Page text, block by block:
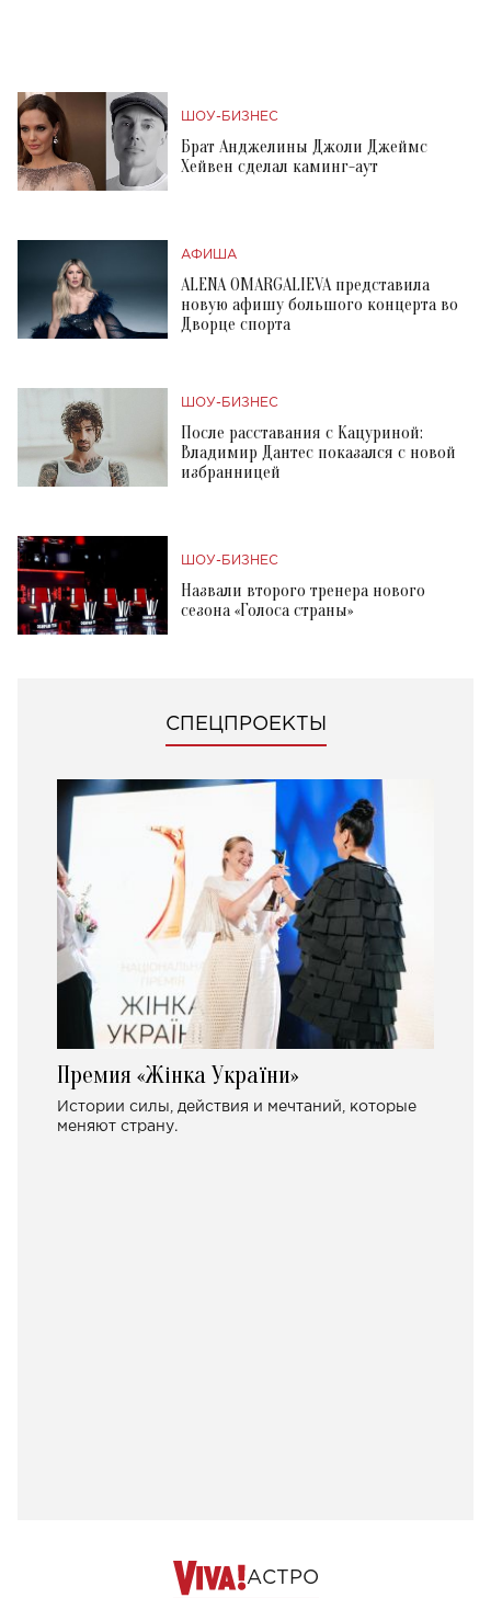
ШОУ-БИЗНЕС
Брат Анджелины Джоли Джеймс
Хейвен сделал каминг-аут
АФИША
ALENA OMARGALIEVA представила
новую афишу большого концерта во
Дворце спорта
ШОУ-БИЗНЕС
После расставания с Кацуриной:
Владимир Дантес показался с новой
избранницей
ШОУ-БИЗНЕС
Назвали второго тренера нового
сезона «Голоса страны»
СПЕЦПРОЕКТЫ
Премия «Жінка України»
Истории силы, действия и мечтаний, которые
меняют страну.
АСТРО